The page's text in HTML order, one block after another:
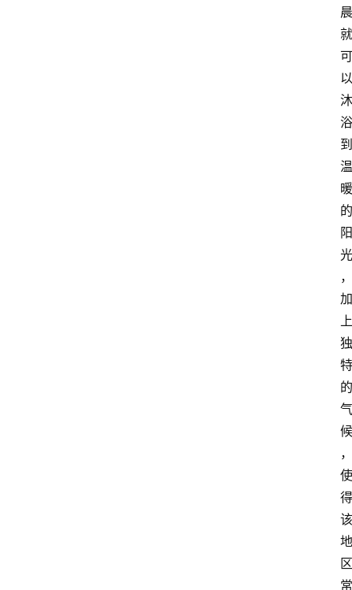
晨
就
可
以
沐
浴
到
温
暖
的
阳
光
，
加
上
独
特
的
气
候
，
使
得
该
地
区
常